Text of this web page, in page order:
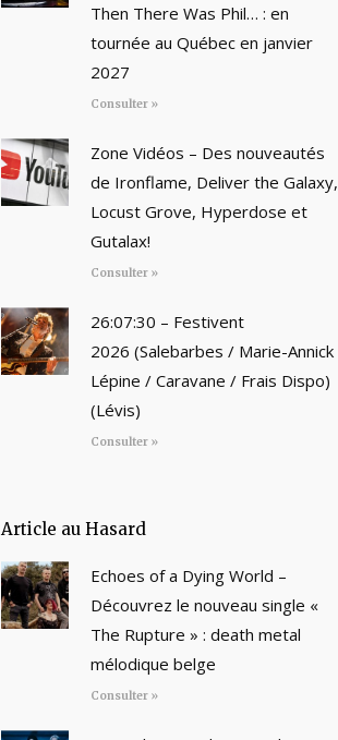
Then There Was Phil… : en
tournée au Québec en janvier
2027
Consulter »
Zone Vidéos – Des nouveautés
de Ironflame, Deliver the Galaxy,
Locust Grove, Hyperdose et
Gutalax!
Consulter »
26:07:30 – Festivent
2026 (Salebarbes / Marie-Annick
Lépine / Caravane / Frais Dispo)
(Lévis)
Consulter »
Article au Hasard
Echoes of a Dying World –
Découvrez le nouveau single «
The Rupture » : death metal
mélodique belge
Consulter »